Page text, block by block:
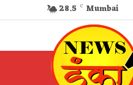
28.5 C Mumbai